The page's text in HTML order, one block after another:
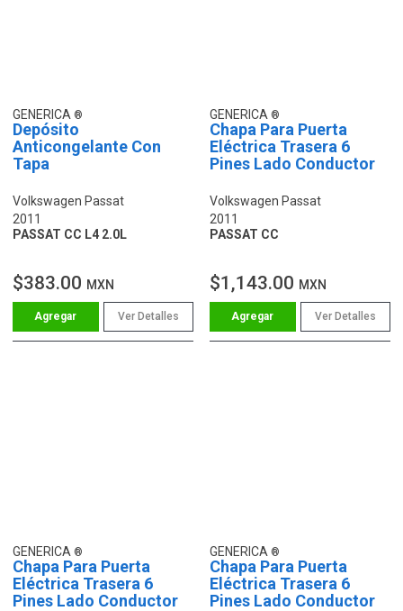
GENERICA
Depósito
Anticongelante Con
Tapa
Volkswagen Passat
2011
PASSAT CC L4 2.0L
$383.00 MXN
Ver Detalles
GENERICA
Chapa Para Puerta
Eléctrica Trasera 6
Pines Lado Conductor
Volkswagen Passat
2011
PASSAT CC
$1,143.00 MXN
Ver Detalles
GENERICA
Chapa Para Puerta
Eléctrica Trasera 6
Pines Lado Conductor
GENERICA
Chapa Para Puerta
Eléctrica Trasera 6
Pines Lado Conductor